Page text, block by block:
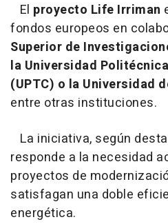
El proyecto Life Irriman
fondos europeos en
Superior de
la Universidad
(UPTC) o la Universidad
entre otras instituciones.
La iniciativa, según
responde a la necesidad
proyectos de
satisfagan una doble
energética.